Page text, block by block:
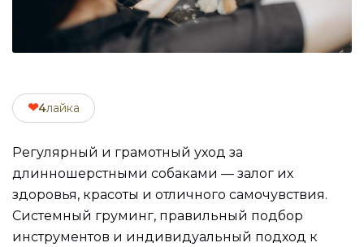
❤4лайка
Регулярный и грамотный уход за
длинношерстными собаками — залог их
здоровья, красоты и отличного самочувствия.
Системный груминг, правильный подбор
инструментов и индивидуальный подход к